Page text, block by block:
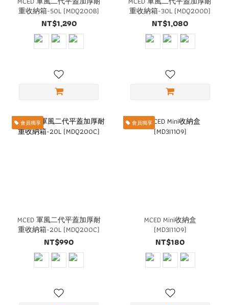
重收納箱-50L (MDQ200B)
NT$1,290
重收納箱-30L (MDQ200D)
NT$1,080
會員獨享
MCED 軍風二代平蓋加厚耐
重收納箱-20L (MDQ200C)
NT$990
會員獨享
MCED Mini收納盒
(MD3I1109)
NT$180